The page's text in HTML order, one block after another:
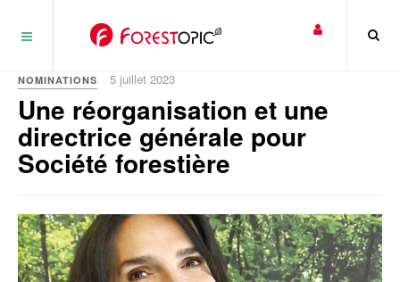
NOMINATIONS 5 juillet 2023
Une réorganisation et une
directrice générale pour
Société forestière